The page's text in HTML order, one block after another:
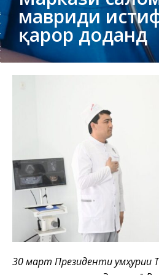
мавриди
қарор доданд
30 март Президенти